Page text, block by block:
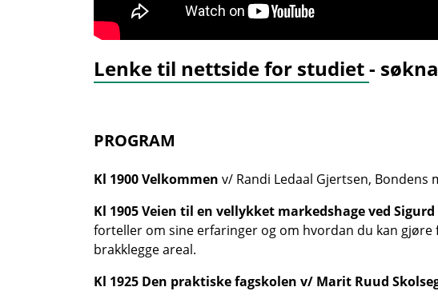
Lenke til nettside for studiet-
PROGRAM
Kl 1900 Velkommen v/ Randi Ledaal Gjertsen, Bondens
Kl 1905 Veien til en vellykket markedshage ved
forteller om sine erfaringer og om hvordan du kan
brakklegge areal.
Kl 1925 Den praktiske fagskolen v/ Marit Ruud